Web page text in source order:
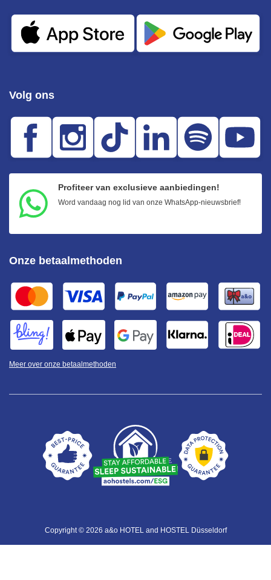
Volg ons
Profiteer van exclusieve aanbiedingen!
Word vandaag nog lid van onze WhatsApp-nieuwsbrief!
Onze betaalmethoden
Meer over onze betaalmethoden
Copyright © 2026 a&o HOTEL and HOSTEL Düsseldorf